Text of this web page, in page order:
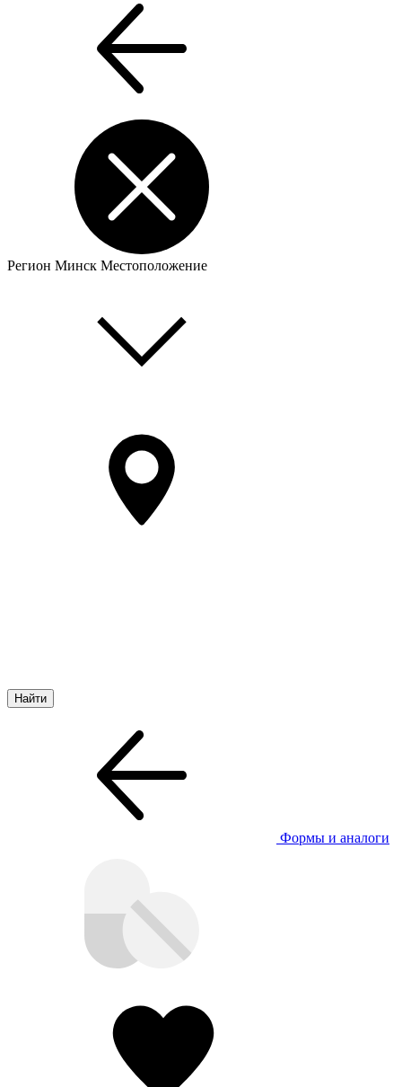
Регион Минск Местоположение
Формы и аналоги